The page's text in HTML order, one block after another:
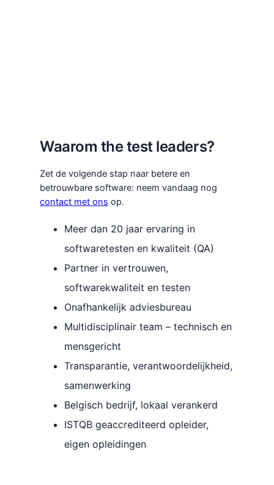
Waarom the test leaders?
Zet de volgende stap naar betere en
betrouwbare software: neem vandaag nog
contact met ons op.
Meer dan 20 jaar ervaring in
softwaretesten en kwaliteit (QA)
Partner in vertrouwen,
softwarekwaliteit en testen
Onafhankelijk adviesbureau
Multidisciplinair team – technisch en
mensgericht
Transparantie, verantwoordelijkheid,
samenwerking
Belgisch bedrijf, lokaal verankerd
ISTQB geaccrediteerd opleider,
eigen opleidingen